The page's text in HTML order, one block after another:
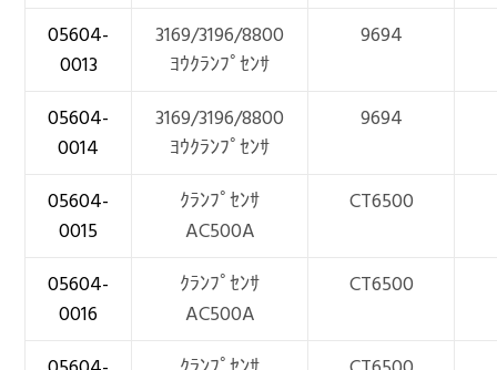
05604-
0013
3169/3196/8800
ﾖｳｸﾗﾝﾌﾟｾﾝｻ
9694
05604-
0014
3169/3196/8800
ﾖｳｸﾗﾝﾌﾟｾﾝｻ
9694
05604-
0015
ｸﾗﾝﾌﾟｾﾝｻ
AC500A
CT6500
05604-
0016
ｸﾗﾝﾌﾟｾﾝｻ
AC500A
CT6500